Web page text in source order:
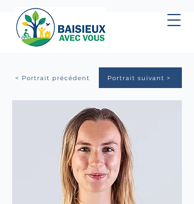
< Portrait précédent Portrait suivant >